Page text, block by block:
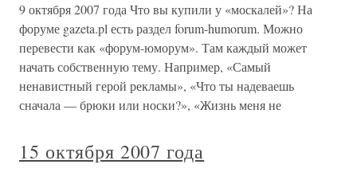
9 октября 2007 года Что вы купили у «москалей»? На
форуме gazeta.pl есть раздел forum-humorum. Можно
перевести как «форум-юморум». Там каждый может
начать собственную тему. Например, «Самый
ненавистный герой рекламы», «Что ты надеваешь
сначала — брюки или носки?», «Жизнь меня не
15 октября 2007 года